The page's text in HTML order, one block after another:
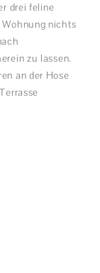
drei feline
nichts
zu lassen.
an der Hose